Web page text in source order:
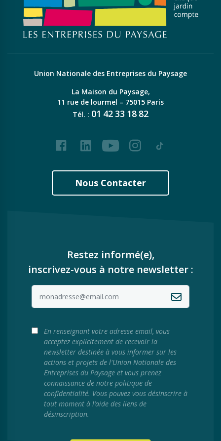
Union Nationale des Entreprises du Paysage
La Maison du Paysage,
11 rue de lourmel – 75015 Paris
Tél. : 01 42 33 18 82
FacebookLinkedInYoutubeInstagram
Tiktok
Nous Contacter
Restez informé(e),
inscrivez-vous à notre newsletter :
En renseignant votre adresse email, vous
acceptez explicitement de recevoir la
newsletter destinée à vous informer sur les
actions et projets de l'Union Nationale des
Entreprises du Paysage et vous prenez
connaissance de notre politique de
confidentialité. Vous pouvez vous désinscrire à
tout moment à l’aide des liens de
désinscription.